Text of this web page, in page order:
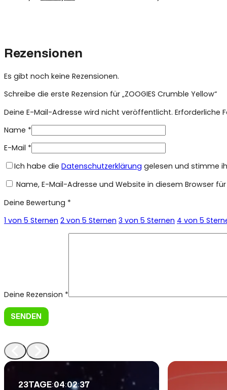
Ursprünglicher
Aktueller
Rezensionen
Es gibt noch keine Rezensionen.
Schreibe die erste Rezension für „ZOOGIES Crumble Yellow“
Deine E-Mail-Adresse wird nicht veröffentlicht. Erforderliche
Name *
E-Mail *
Ich habe die Datenschutzerklärung gelesen und stimme
Name, E-Mail-Adresse und Website in diesem Browser
Deine Bewertung *
1 von 5 Sternen 2 von 5 Sternen 3 von 5 Sternen 4 von 5
Deine Rezension *
23TAGE:04:02:35